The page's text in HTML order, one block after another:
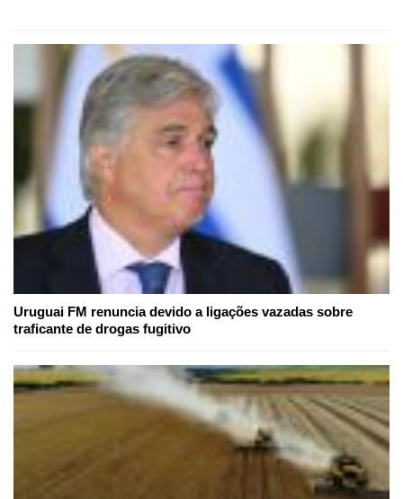
Uruguai FM renuncia devido a ligações vazadas sobre
traficante de drogas fugitivo